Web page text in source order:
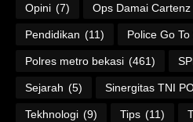
Opini (7) Ops Damai Cartenz
Pendidikan (11) Police Go
Polres metro bekasi (461)
Sejarah (5) Sinergitas TNI
Tekhnologi (9) Tips (11)